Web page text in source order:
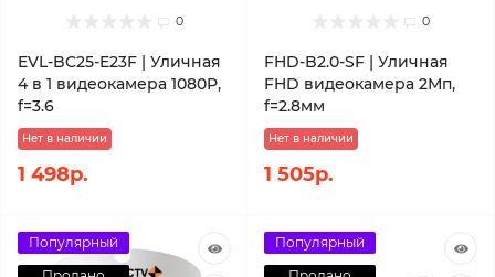
0
EVL-BC25-E23F | Уличная
4 в 1 видеокамера 1080P,
f=3.6
Нет в наличии
1 498р.
0
FHD-B2.0-SF | Уличная
FHD видеокамера 2Мп,
f=2.8мм
Нет в наличии
1 505р.
Популярный
Популярный